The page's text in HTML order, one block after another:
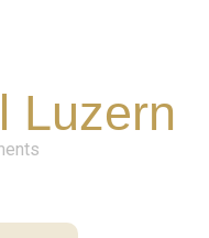
Luzern